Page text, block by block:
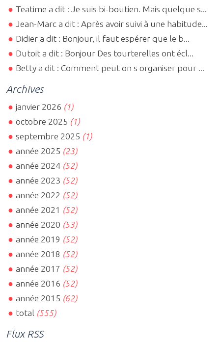
Teatime a dit : Je suis bi-boutien. Mais quelque s...
Jean-Marc a dit : Après avoir suivi à une habitude...
Didier a dit : Bonjour, il faut espérer que le b...
Dutoit a dit : Bonjour Des tourterelles ont écl...
Betty a dit : Comment peut on s organiser pour ...
Archives
janvier 2026 (1)
octobre 2025 (1)
septembre 2025 (1)
année 2025 (23)
année 2024 (52)
année 2023 (52)
année 2022 (52)
année 2021 (52)
année 2020 (53)
année 2019 (52)
année 2018 (52)
année 2017 (52)
année 2016 (52)
année 2015 (62)
total (555)
Flux RSS